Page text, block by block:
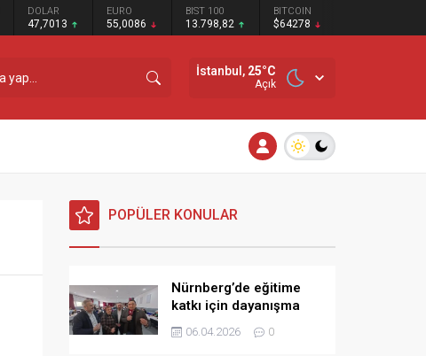
DOLAR
47,7013
EURO
55,0086
BIST 100
13.798,82
BITCOIN
$64278
İstanbul, 25°C
Açık
POPÜLER KONULAR
Nürnberg’de eğitime
katkı için dayanışma
kahvaltısı
06.04.2026 0